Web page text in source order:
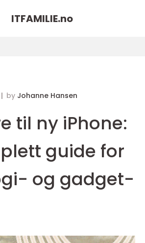
ITFAMILIE.no
by Johanne Hansen
til ny iPhone:
guide for
og gadget-